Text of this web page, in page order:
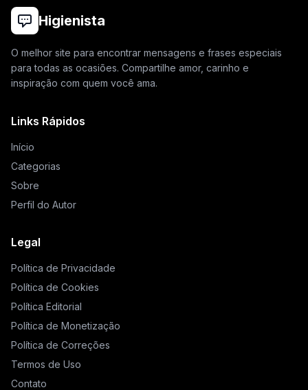
Higienista
O melhor site para encontrar mensagens e frases especiais
para todas as ocasiões. Compartilhe amor, carinho e
inspiração com quem você ama.
Links Rápidos
Início
Categorias
Sobre
Perfil do Autor
Legal
Política de Privacidade
Política de Cookies
Política Editorial
Política de Monetização
Política de Correções
Termos de Uso
Contato